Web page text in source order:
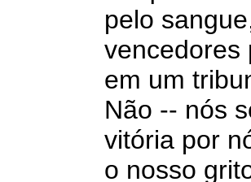
pelo
vencedores
em um
Não -- nós
vitória por
o nosso